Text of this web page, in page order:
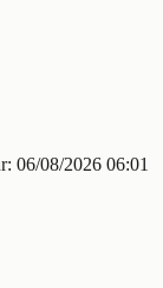
06/08/2026 06:01